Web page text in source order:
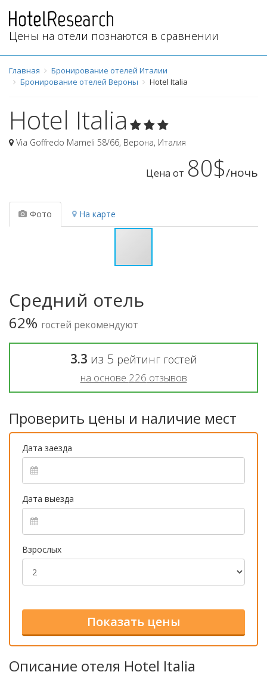
Цены на отели познаются в сравнении
Главная
Бронирование отелей Италии
Бронирование отелей Вероны
Hotel Italia
Hotel Italia
Via Goffredo Mameli 58/66, Верона, Италия
Цена от 80$/ночь
Фото На карте
Средний отель
62% гостей рекомендуют
3.3 из 5 рейтинг гостей
на основе 226 отзывов
Проверить цены и наличие мест
Дата заезда
Дата выезда
Взрослых
Описание отеля Hotel Italia